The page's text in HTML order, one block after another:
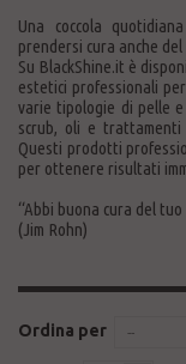
Una coccola
prendersi cura anche
Su BlackShine.it è
estetici professionali
varie tipologie di pelle
scrub, oli e
Questi prodotti
per ottenere risultati
“Abbi buona cura del
(Jim Rohn)
Ordina per --